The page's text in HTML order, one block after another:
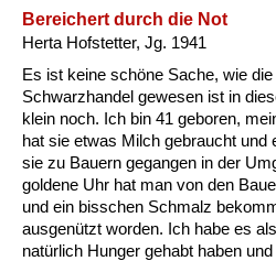
Bereichert durch die Not
Herta Hofstetter, Jg. 1941
Es ist keine schöne Sache, wie
Schwarzhandel gewesen ist in
klein noch. Ich bin 41 geboren,
hat sie etwas Milch gebraucht
sie zu Bauern gegangen in der
goldene Uhr hat man von den
und ein bisschen Schmalz
ausgenützt worden. Ich habe es
natürlich Hunger gehabt haben